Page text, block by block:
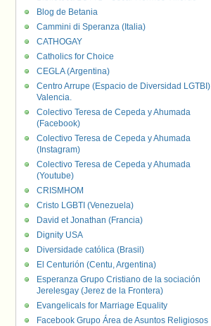
Blog de Betania
Cammini di Speranza (Italia)
CATHOGAY
Catholics for Choice
CEGLA (Argentina)
Centro Arrupe (Espacio de Diversidad LGTBI)
Valencia.
Colectivo Teresa de Cepeda y Ahumada
(Facebook)
Colectivo Teresa de Cepeda y Ahumada
(Instagram)
Colectivo Teresa de Cepeda y Ahumada
(Youtube)
CRISMHOM
Cristo LGBTI (Venezuela)
David et Jonathan (Francia)
Dignity USA
Diversidade católica (Brasil)
El Centurión (Centu, Argentina)
Esperanza Grupo Cristiano de la sociación
Jerelesgay (Jerez de la Frontera)
Evangelicals for Marriage Equality
Facebook Grupo Área de Asuntos Religiosos